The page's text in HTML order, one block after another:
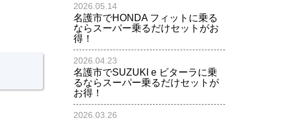
2026.05.14
名護市でHONDA フィットに乗る
ならスーパー乗るだけセットがお
得！
2026.04.23
名護市でSUZUKI e ビターラに乗
るならスーパー乗るだけセットが
お得！
2026.03.26